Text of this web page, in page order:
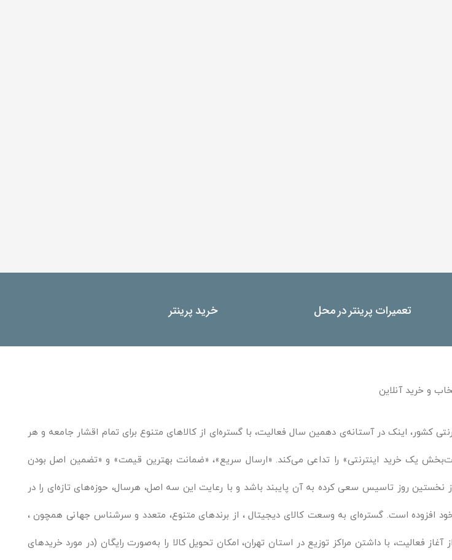
تعمیرات پرینتر در محل خرید پرینتر
و خرید آنلاین
کشور، اینک در آستانه‌ی دهمین سال فعالیت، با گستره‌ای از کالاهای متنوع برای تمام اقشار جامعه و هر
یک خرید اینترنتی» را تداعی می‌کند. «ارسال سریع»، «ضمانت بهترین قیمت» و «تضمین اصل بودن
نخستین روز تاسیس سعی کرده به آن پایبند باشد و با رعایت این سه اصل، هرسال، حوزه‌های تازه‌ای را در
افزوده است. گستره‌ای به وسعت کالای دیجیتال ، از برندهای متنوع، متعدد و سرشناس جهانی همچون ،
فعالیت، با داشتن مراکز توزیع در استان تهران، امکان تحویل کالا را به‌صورت رایگان (در مورد خریدهای